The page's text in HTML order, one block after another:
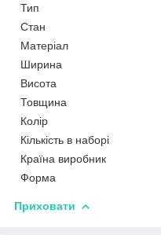
Тип
Стан
Матеріал
Ширина
Висота
Товщина
Колір
Кількість в наборі
Країна виробник
Форма
Приховати